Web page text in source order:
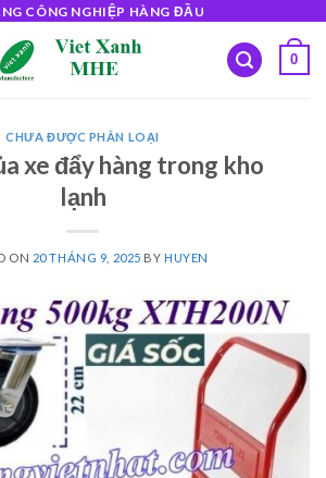
CÔNG NGHIỆP HÀNG ĐẦU
0
CHƯA ĐƯỢC PHÂN LOẠI
xe đẩy hàng trong kho
lạnh
ON 20 THÁNG 9, 2025 BY HUYEN